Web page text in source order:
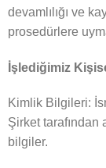
devamlılığı ve
prosedürlere
İşlediğimiz
Kimlik Bilgileri:
Şirket tarafından
bilgiler.